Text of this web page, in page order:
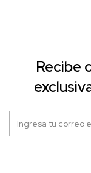
Recibe